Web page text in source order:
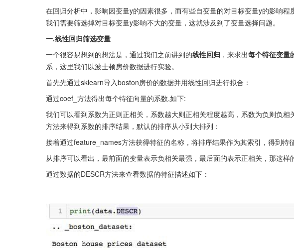
在回归分析中，影响因变量y的因素很多，而有些自变量的对目标变量y的影响程
我们需要筛选掉对目标变量y影响不大的变量，这就涉及到了变量选择问题。
一.线性回归筛选变量
一个很容易想到的想法是，通过我们之前讲到的线性回归 ，来求出每个特征变量
系，这里我们以波士顿房价数据进行实验。
首先先通过sklearn导入boston房价的数据并用线性回归进行拟合：
通过coef_方法得出每个特征向量的系数,如下:
我们可以看到系数为正则正相关，系数越大则正相关程度越高，系数为负则负
方法来得到系数的排序结果，默认的排序从小到大排列：
接着通过feature_names方法获得特征的名称，将排序结果作为其索引，得到特
从排序可以看出，最前面的变量表示负相关最强，最后面的表示正相关，那这样
通过数据的DESCR方法来查看数据的特征描述如下：